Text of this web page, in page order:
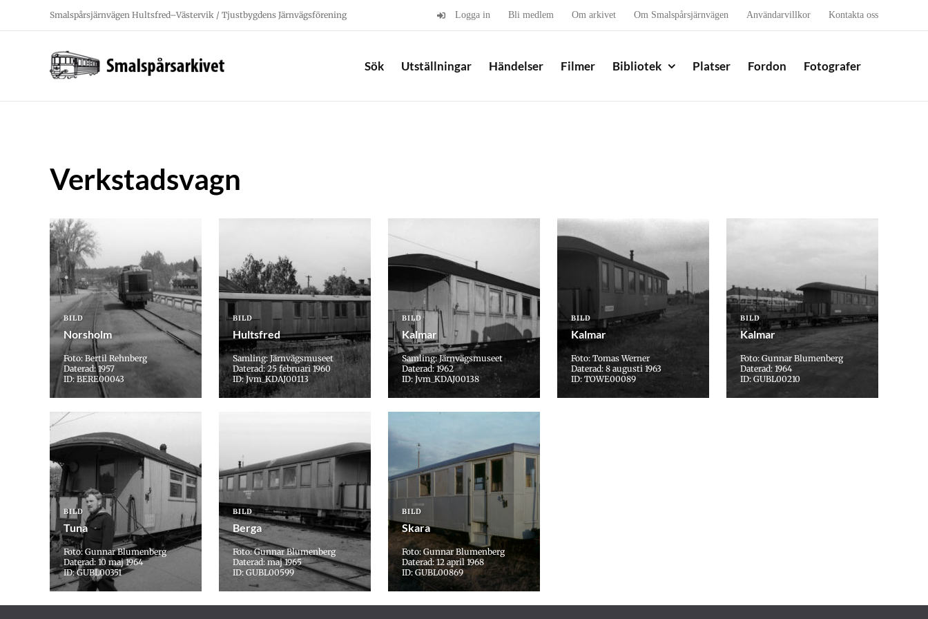
Smalspårsjärnvägen Hultsfred–Västervik / Tjustbygdens Järnvägsförening Logga in Bli medlem Om arkivet Om Smalspårsjärnvägen Användarvillkor Kontakta oss
Sök Utställningar Händelser Filmer Bibliotek Platser Fordon Fotografer
Verkstadsvagn
BILD
Norsholm
Foto: Bertil Rehnberg
Daterad: 1957
ID: BERE00043
BILD
Hultsfred
Samling: Järnvägsmuseet
Daterad: 25 februari 1960
ID: Jvm_KDAJ00113
BILD
Kalmar
Samling: Järnvägsmuseet
Daterad: 1962
ID: Jvm_KDAJ00138
BILD
Kalmar
Foto: Tomas Werner
Daterad: 8 augusti 1963
ID: TOWE00089
BILD
Kalmar
Foto: Gunnar Blumenberg
Daterad: 1964
ID: GUBL00210
BILD
Tuna
Foto: Gunnar Blumenberg
Daterad: 10 maj 1964
ID: GUBL00351
BILD
Berga
Foto: Gunnar Blumenberg
Daterad: maj 1965
ID: GUBL00599
BILD
Skara
Foto: Gunnar Blumenberg
Daterad: 12 april 1968
ID: GUBL00869